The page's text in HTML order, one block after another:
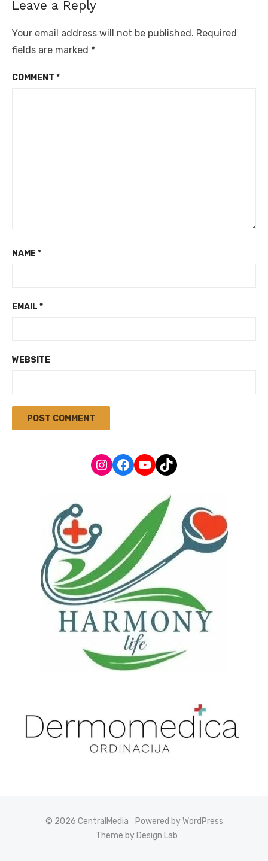
Leave a Reply
Your email address will not be published. Required
fields are marked *
COMMENT *
NAME *
EMAIL *
WEBSITE
Instagram
Facebook
YouTube
TikTok
© 2026 CentralMedia
Powered by WordPress
Theme by Design Lab